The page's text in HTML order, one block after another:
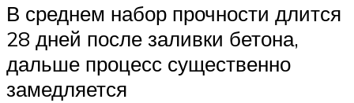
В среднем набор прочности длится
28 дней после заливки бетона,
дальше процесс существенно
замедляется